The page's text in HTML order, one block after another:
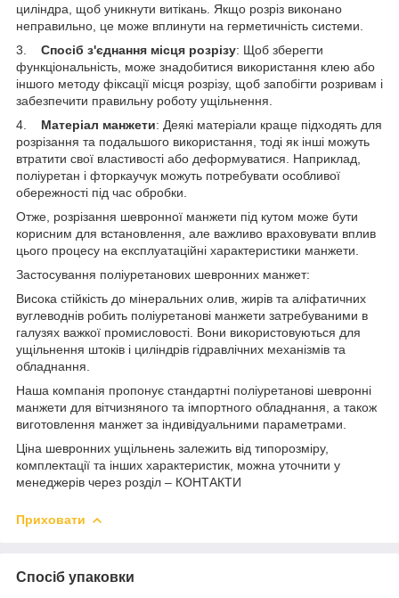
циліндра, щоб уникнути витікань. Якщо розріз виконано
неправильно, це може вплинути на герметичність системи.
3. Спосіб з'єднання місця розрізу: Щоб зберегти
функціональність, може знадобитися використання клею або
іншого методу фіксації місця розрізу, щоб запобігти розривам і
забезпечити правильну роботу ущільнення.
4. Матеріал манжети: Деякі матеріали краще підходять для
розрізання та подальшого використання, тоді як інші можуть
втратити свої властивості або деформуватися. Наприклад,
поліуретан і фторкаучук можуть потребувати особливої
обережності під час обробки.
Отже, розрізання шевронної манжети під кутом може бути
корисним для встановлення, але важливо враховувати вплив
цього процесу на експлуатаційні характеристики манжети.
Застосування поліуретанових шевронних манжет:
Висока стійкість до мінеральних олив, жирів та аліфатичних
вуглеводнів робить поліуретанові манжети затребуваними в
галузях важкої промисловості. Вони використовуються для
ущільнення штоків і циліндрів гідравлічних механізмів та
обладнання.
Наша компанія пропонує стандартні поліуретанові шевронні
манжети для вітчизняного та імпортного обладнання, а також
виготовлення манжет за індивідуальними параметрами.
Ціна шевронних ущільнень залежить від типорозміру,
комплектації та інших характеристик, можна уточнити у
менеджерів через розділ – КОНТАКТИ
Приховати
Спосіб упаковки